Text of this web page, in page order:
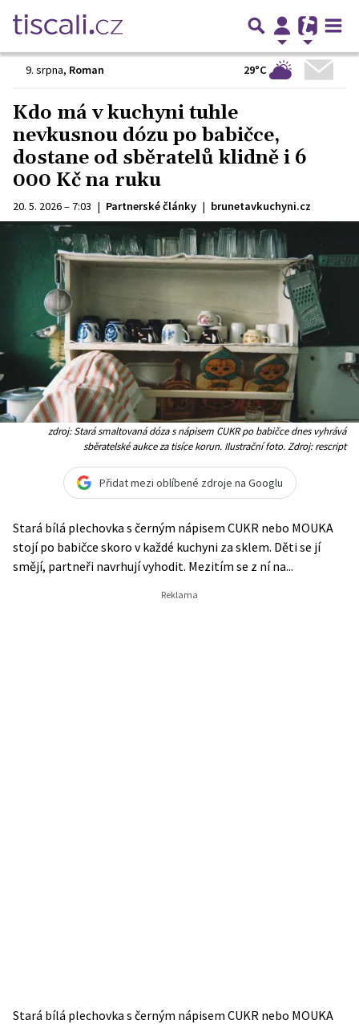
9. srpna, Roman 29°C
Kdo má v kuchyni tuhle
nevkusnou dózu po babičce,
dostane od sběratelů klidně i 6
000 Kč na ruku
20. 5. 2026 – 7:03 | Partnerské články | brunetavkuchyni.cz
zdroj: Stará smaltovaná dóza s nápisem CUKR po babičce dnes vyhrává
sběratelské aukce za tisíce korun. Ilustrační foto. Zdroj: rescript
Přidat mezi oblíbené zdroje na Googlu
Stará bílá plechovka s černým nápisem CUKR nebo MOUKA
stojí po babičce skoro v každé kuchyni za sklem. Děti se jí
smějí, partneři navrhují vyhodit. Mezitím se z ní na...
Stará bílá plechovka s černým nápisem CUKR nebo MOUKA